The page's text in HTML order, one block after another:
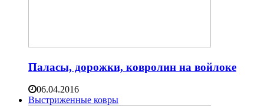
Паласы, дорожки, ковролин на войлоке
06.04.2016
Выстриженные ковры